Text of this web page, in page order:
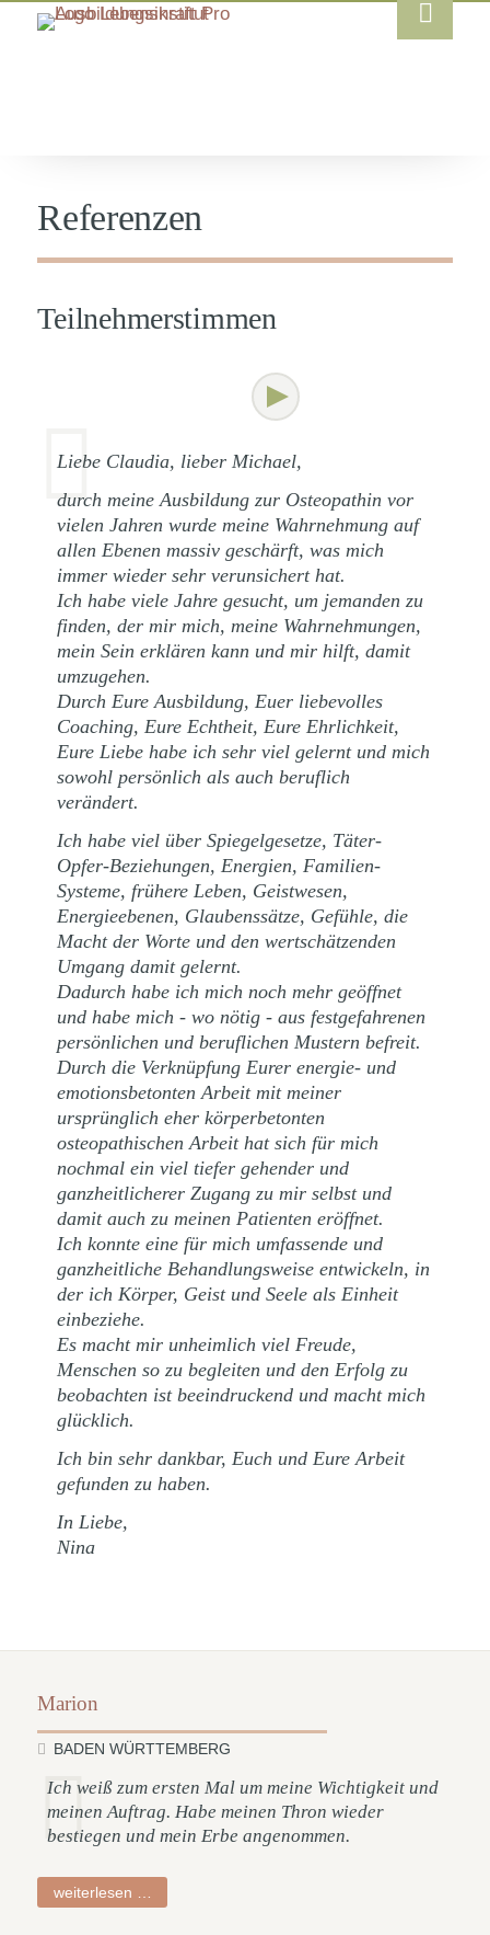
Referenzen
Teilnehmerstimmen
Liebe Claudia, lieber Michael,
durch meine Ausbildung zur Osteopathin vor
vielen Jahren wurde meine Wahrnehmung auf
allen Ebenen massiv geschärft, was mich
immer wieder sehr verunsichert hat.
Ich habe viele Jahre gesucht, um jemanden zu
finden, der mir mich, meine Wahrnehmungen,
mein Sein erklären kann und mir hilft, damit
umzugehen.
Durch Eure Ausbildung, Euer liebevolles
Coaching, Eure Echtheit, Eure Ehrlichkeit,
Eure Liebe habe ich sehr viel gelernt und mich
sowohl persönlich als auch beruflich
verändert.
Ich habe viel über Spiegelgesetze, Täter-
Opfer-Beziehungen, Energien, Familien-
Systeme, frühere Leben, Geistwesen,
Energieebenen, Glaubenssätze, Gefühle, die
Macht der Worte und den wertschätzenden
Umgang damit gelernt.
Dadurch habe ich mich noch mehr geöffnet
und habe mich - wo nötig - aus festgefahrenen
persönlichen und beruflichen Mustern befreit.
Durch die Verknüpfung Eurer energie- und
emotionsbetonten Arbeit mit meiner
ursprünglich eher körperbetonten
osteopathischen Arbeit hat sich für mich
nochmal ein viel tiefer gehender und
ganzheitlicherer Zugang zu mir selbst und
damit auch zu meinen Patienten eröffnet.
Ich konnte eine für mich umfassende und
ganzheitliche Behandlungsweise entwickeln, in
der ich Körper, Geist und Seele als Einheit
einbeziehe.
Es macht mir unheimlich viel Freude,
Menschen so zu begleiten und den Erfolg zu
beobachten ist beeindruckend und macht mich
glücklich.
Ich bin sehr dankbar, Euch und Eure Arbeit
gefunden zu haben.
In Liebe,
Nina
Marion
BADEN WÜRTTEMBERG
Ich weiß zum ersten Mal um meine Wichtigkeit und
meinen Auftrag. Habe meinen Thron wieder
bestiegen und mein Erbe angenommen.
weiterlesen …